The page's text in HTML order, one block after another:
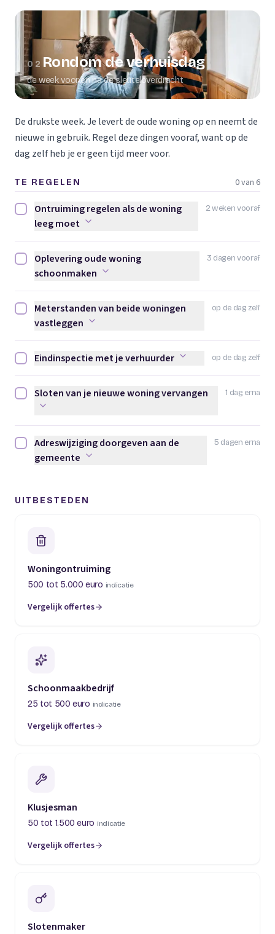
02 Rondom de verhuisdag
de week voor en na de sleuteloverdracht
De drukste week. Je levert de oude woning op en neemt de
nieuwe in gebruik. Regel deze dingen vooraf, want op de
dag zelf heb je er geen tijd meer voor.
TE REGELEN 0 van 6
2 weken vooraf
Ontruiming regelen als de woning leeg moet afvinken
Ontruiming regelen als de woning
leeg moet
3 dagen vooraf
Oplevering oude woning schoonmaken afvinken
Oplevering oude woning
schoonmaken
op de dag zelf
Meterstanden van beide woningen vastleggen afvinken
Meterstanden van beide woningen
vastleggen
op de dag zelf
Eindinspectie met je verhuurder afvinken
Eindinspectie met je verhuurder
1 dag erna
Sloten van je nieuwe woning vervangen afvinken
Sloten van je nieuwe woning vervangen
5 dagen erna
Adreswijziging doorgeven aan de gemeente afvinken
Adreswijziging doorgeven aan de
gemeente
UITBESTEDEN
Woningontruiming
500 tot 5.000 euro indicatie
Vergelijk offertes
(opent in een nieuw tabblad)
Schoonmaakbedrijf
25 tot 500 euro indicatie
Vergelijk offertes
(opent in een nieuw tabblad)
Klusjesman
50 tot 1.500 euro indicatie
Vergelijk offertes
(opent in een nieuw tabblad)
Slotenmaker